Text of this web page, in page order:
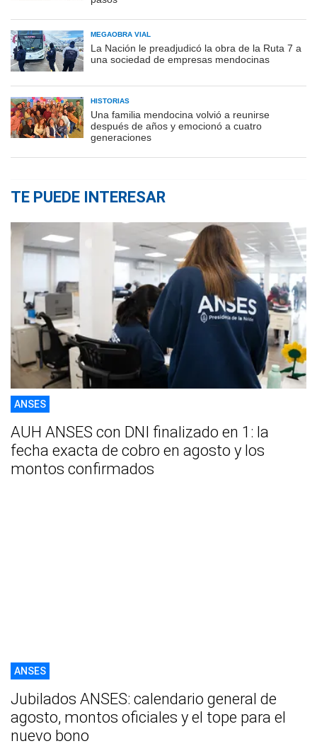
MEGAOBRA VIAL
La Nación le preadjudicó la obra de la Ruta 7 a
una sociedad de empresas mendocinas
HISTORIAS
Una familia mendocina volvió a reunirse
después de años y emocionó a cuatro
generaciones
TE PUEDE INTERESAR
ANSES
AUH ANSES con DNI finalizado en 1: la
fecha exacta de cobro en agosto y los
montos confirmados
ANSES
Jubilados ANSES: calendario general de
agosto, montos oficiales y el tope para el
nuevo bono